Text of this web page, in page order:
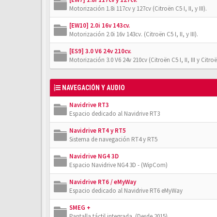
Motorización 1.8i 117cv y 127cv (Citroën C5 I, II, y III).
[EW10] 2.0i 16v 143cv.
Motorización 2.0i 16v 143cv. (Citroën C5 I, II, y III).
[ES9] 3.0 V6 24v 210cv.
Motorización 3.0 V6 24v 210cv (Citroën C5 I, II, III y
NAVEGACIÓN Y AUDIO
Navidrive RT3
Espacio dedicado al Navidrive RT3
Navidrive RT4 y RT5
Sistema de navegación RT4 y RT5
Navidrive NG4 3D
Espacio Navidrive NG4 3D - (WipCom)
Navidrive RT6 / eMyWay
Espacio dedicado al Navidrive RT6 eMyWay
SMEG +